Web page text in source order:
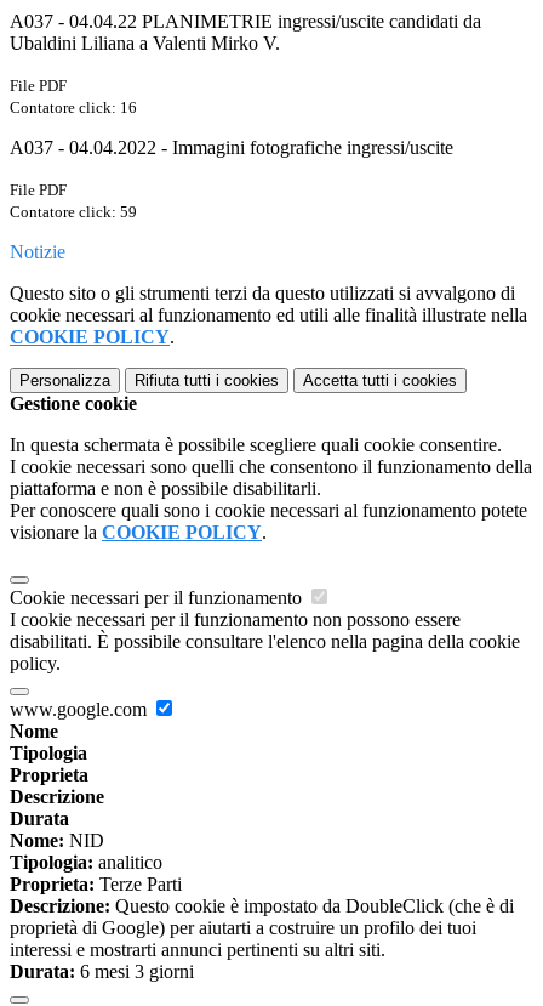
A037 - 04.04.22 PLANIMETRIE ingressi/uscite candidati da
Ubaldini Liliana a Valenti Mirko V.
File PDF
Contatore click: 16
A037 - 04.04.2022 - Immagini fotografiche ingressi/uscite
File PDF
Contatore click: 59
Notizie
Questo sito o gli strumenti terzi da questo utilizzati si avvalgono di
cookie necessari al funzionamento ed utili alle finalità illustrate nella
COOKIE POLICY.
Personalizza Rifiuta tutti i cookies Accetta tutti i cookies
Gestione cookie
In questa schermata è possibile scegliere quali cookie consentire.
I cookie necessari sono quelli che consentono il funzionamento della
piattaforma e non è possibile disabilitarli.
Per conoscere quali sono i cookie necessari al funzionamento potete
visionare la COOKIE POLICY.
Cookie necessari per il funzionamento
I cookie necessari per il funzionamento non possono essere
disabilitati. È possibile consultare l'elenco nella pagina della cookie
policy.
www.google.com
Nome
Tipologia
Proprieta
Descrizione
Durata
Nome: NID
Tipologia: analitico
Proprieta: Terze Parti
Descrizione: Questo cookie è impostato da DoubleClick (che è di
proprietà di Google) per aiutarti a costruire un profilo dei tuoi
interessi e mostrarti annunci pertinenti su altri siti.
Durata: 6 mesi 3 giorni